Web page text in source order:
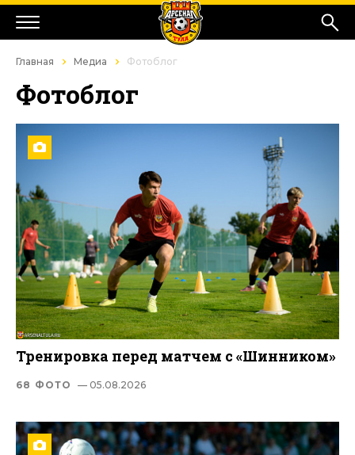
Главная Медиа Фотоблог
Фотоблог
Тренировка перед матчем с «Шинником»
68 ФОТО — 05.08.2026